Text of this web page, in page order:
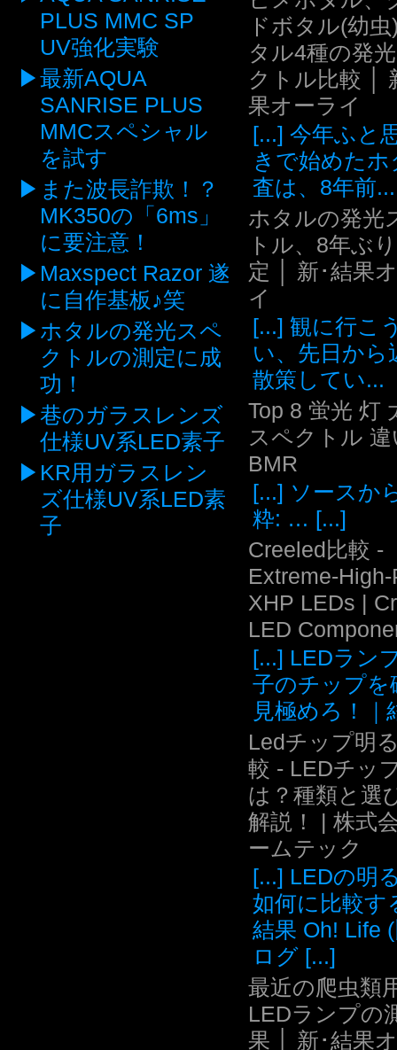
PLUS MMC SP
UV強化実験
最新AQUA
SANRISE PLUS
MMCスペシャル
を試す
また波長詐欺！？
MK350の「6ms」
に要注意！
Maxspect Razor 遂
に自作基板♪笑
ホタルの発光スペ
クトルの測定に成
功！
巷のガラスレンズ
仕様UV系LED素子
KR用ガラスレン
ズ仕様UV系LED素
子
ドボタル(幼
タル4種の発
クトル比較 │
果オーライ
[...] 今年ふと
きで始めたホ
査は、8年前...
ホタルの発光
トル、8年ぶ
定 │ 新･結果
イ
[...] 観に行こ
い、先日から
散策してい...
Top 8 蛍光 灯
スペクトル 違
BMR
[...] ソースか
粋: … [...]
Creeled比較 -
Extreme-
XHP LEDs |
LED
[...] LEDラン
子のチップを
見極めろ！｜
Ledチップ明
較 - LEDチッ
は？種類と選
解説！ | 株式
ームテック
[...] LEDの明
如何に比較す
結果 Oh! Life
ログ [...]
最近の爬虫類
LEDランプの
果 │ 新･結果